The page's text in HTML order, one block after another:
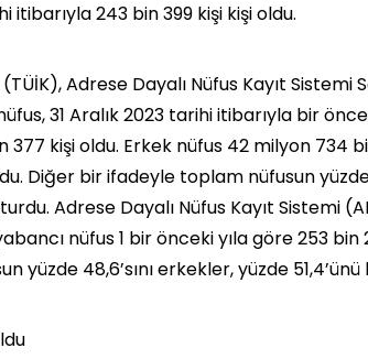
itibarıyla 243 bin 399 kişi kişi oldu.
Adrese Dayalı Nüfus Kayıt Sistemi
31 Aralık 2023 tarihi itibarıyla bir
kişi oldu. Erkek nüfus 42 milyon 734
Diğer bir ifadeyle toplam nüfusun
Adrese Dayalı Nüfus Kayıt Sistemi
nüfus 1 bir önceki yıla göre 253 bin
yüzde 48,6’sını erkekler, yüzde